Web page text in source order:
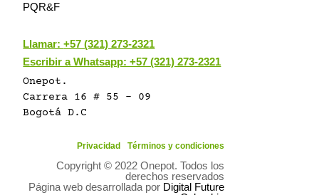
PQR&F
Llamar:+57 (321) 273-2321
Escribir a Whatsapp: +57 (321) 273-2321
Onepot.
Carrera 16 # 55 - 09
Bogotá D.C
Privacidad Términos y condiciones
Copyright © 2022 Onepot. Todos los
derechos reservados
Página web desarrollada por Digital Future